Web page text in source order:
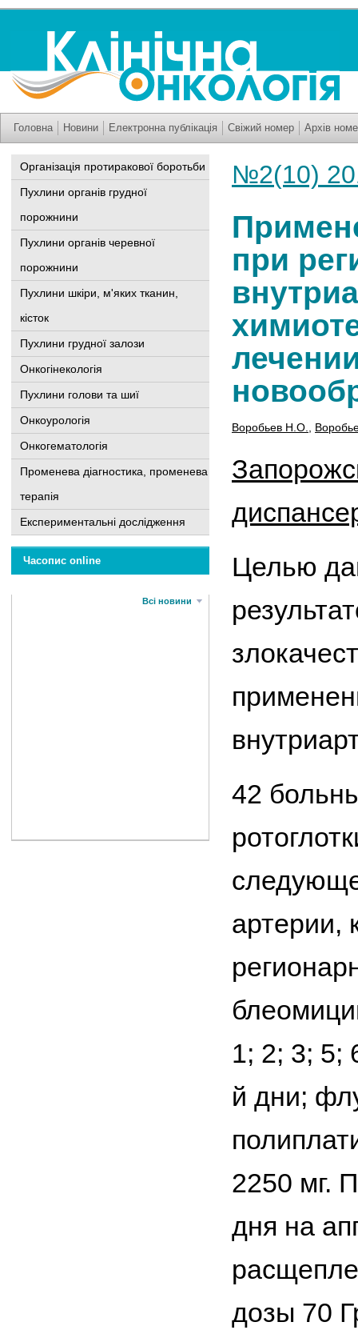
Головна Новини Електронна публікація Свіжий номер Архів
Організація протиракової боротьби
Пухлини органів грудної
порожнини
Пухлини органів черевної
порожнини
Пухлини шкіри, м'яких тканин,
кісток
Пухлини грудної залози
Онкогінекологія
Пухлини голови та шиї
Онкоурологія
Онкогематологія
Променева діагностика, променева
терапія
Експериментальні дослідження
Часопис online
Всі новини
№2(10)
при
Воробьев Н.О.
Целью
42
артерии,
1; 2; 3; 5;
й дни;
2250 мг.
дня на
дозы 70